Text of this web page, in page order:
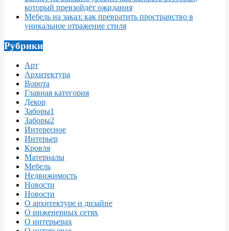
который превзойдёт ожидания
Мебель на заказ: как превратить пространство в
уникальное отражение стиля
Рубрики
Арт
Архитектура
Ворота
Главная категория
Декор
Заборы1
Заборы2
Интересное
Интерьер
Кровля
Материалы
Мебель
Недвижимость
Новости
Новости
О архитектуре и дизайне
О инженерных сетях
О интерьерах